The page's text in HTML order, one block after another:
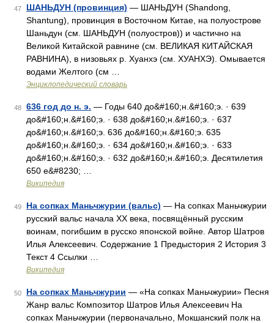
47 ШАНЬДУН (провинция) — ШАНЬДУН (Shandong,
Shantung), провинция в Восточном Китае, на полуострове
Шаньдун (см. ШАНЬДУН (полуостров)) и частично на
Великой Китайской равнине (см. ВЕЛИКАЯ КИТАЙСКАЯ
РАВНИНА), в низовьях р. Хуанхэ (см. ХУАНХЭ). Омывается
водами Желтого (см …
Энциклопедический словарь
48 636 год до н. э. — Годы 640 до&#160;н.&#160;э. · 639
до&#160;н.&#160;э. · 638 до&#160;н.&#160;э. · 637
до&#160;н.&#160;э. 636 до&#160;н.&#160;э. 635
до&#160;н.&#160;э. · 634 до&#160;н.&#160;э. · 633
до&#160;н.&#160;э. · 632 до&#160;н.&#160;э. Десятилетия
650 е&#8230; …
Википедия
49 На сопках Маньчжурии (вальс) — На сопках Маньчжурии
русский вальс начала XX века, посвящённый русским
воинам, погибшим в русско японской войне. Автор Шатров
Илья Алексеевич. Содержание 1 Предыстория 2 История 3
Текст 4 Ссылки …
Википедия
50 На сопках Маньчжурии — «На сопках Маньчжурии» Песня
Жанр вальс Композитор Шатров Илья Алексеевич На
сопках Маньчжурии (первоначально, Мокшанский полк на